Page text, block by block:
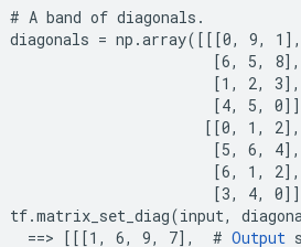
# A band of diagonals.
diagonals = np.array([[[0, 9,
                       [6, 5, 8],
                       [1, 2, 3],
[4, 5,
                      [[0, 1, 2],
                       [5, 6, 4],
                       [6, 1, 2],
[3, 4,
tf.matrix_set_diag(input,
  ==> [[[1, 6, 9, 7],  #
Output